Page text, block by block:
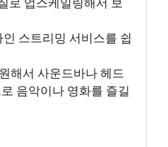
스트리밍 서비스를 쉽
해서 사운드바나 헤드
음악이나 영화를 즐길